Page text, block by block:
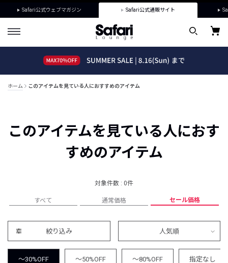
Safari公式ウェブマガジン Safari公式通販サイト
ホーム このアイテムを見ている人におすすめのアイテム
このアイテムを見ている人におす
すめのアイテム
対象件数 : 0件
すべて 通常価格 セール価格
絞り込み 人気順
～30%OFF ～50%OFF ～80%OFF 指定なし